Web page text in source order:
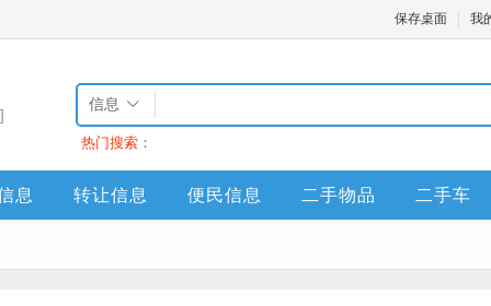
保存桌面 我
信息
热门搜索：
息 转让信息 便民信息 二手物品 二手车